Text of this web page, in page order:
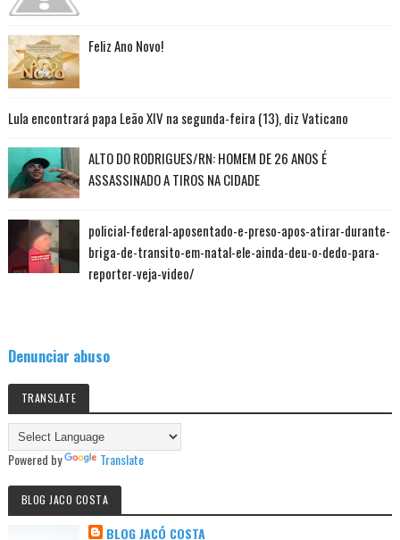
Feliz Ano Novo!
Lula encontrará papa Leão XIV na segunda-feira (13), diz Vaticano
ALTO DO RODRIGUES/RN: HOMEM DE 26 ANOS É
ASSASSINADO A TIROS NA CIDADE
policial-federal-aposentado-e-preso-apos-atirar-durante-
briga-de-transito-em-natal-ele-ainda-deu-o-dedo-para-
reporter-veja-video/
Denunciar abuso
TRANSLATE
Powered by Translate
BLOG JACO COSTA
BLOG JACÓ COSTA